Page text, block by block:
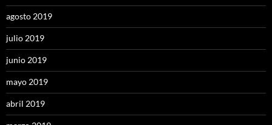
agosto 2019
julio 2019
junio 2019
mayo 2019
abril 2019